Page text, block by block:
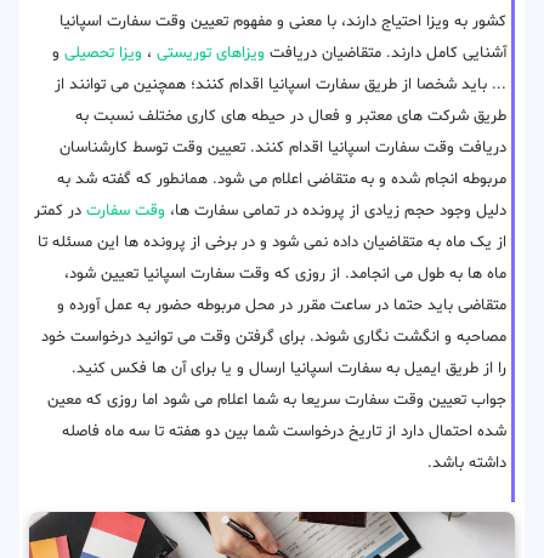
کشور به ویزا احتیاج دارند، با معنی و مفهوم تعیین وقت سفارت اسپانیا
آشنایی کامل دارند. متقاضیان دریافت ویزاهای توریستی ، ویزا تحصیلی و
... باید شخصا از طریق سفارت اسپانیا اقدام کنند؛ همچنین می توانند از
طریق شرکت های معتبر و فعال در حیطه های کاری مختلف نسبت به
دریافت وقت سفارت اسپانیا اقدام کنند. تعیین وقت توسط کارشناسان
مربوطه انجام شده و به متقاضی اعلام می شود. همانطور که گفته شد به
دلیل وجود حجم زیادی از پرونده در تمامی سفارت ها، وقت سفارت در کمتر
از یک ماه به متقاضیان داده نمی شود و در برخی از پرونده ها این مسئله تا
ماه ها به طول می انجامد. از روزی که وقت سفارت اسپانیا تعیین شود،
متقاضی باید حتما در ساعت مقرر در محل مربوطه حضور به عمل آورده و
مصاحبه و انگشت نگاری شوند. برای گرفتن وقت می توانید درخواست خود
را از طریق ایمیل به سفارت اسپانیا ارسال و یا برای آن ها فکس کنید.
جواب تعیین وقت سفارت سریعا به شما اعلام می شود اما روزی که معین
شده احتمال دارد از تاریخ درخواست شما بین دو هفته تا سه ماه فاصله
داشته باشد.